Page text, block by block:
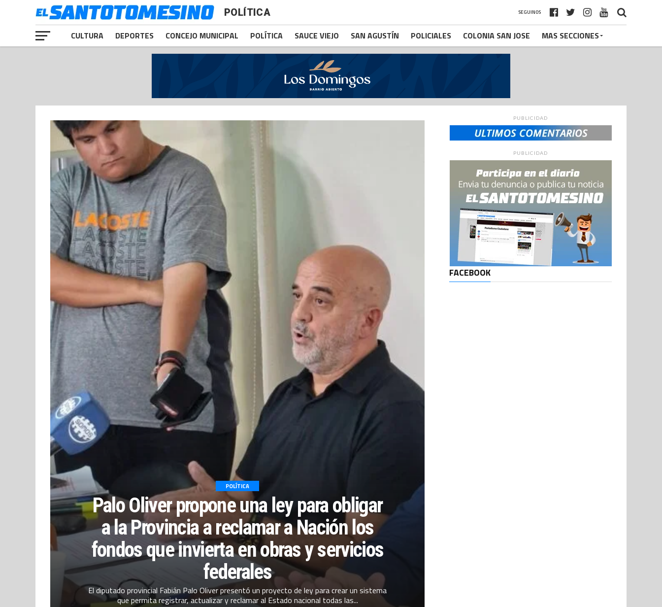
POLÍTICA SEGUINOS
CULTURA DEPORTES CONCEJO MUNICIPAL POLÍTICA SAUCE VIEJO SAN AGUSTÍN POLICIALES COLONIA SAN JOSE MAS SECCIONES
POLÍTICA
Palo Oliver propone una ley para obligar
a la Provincia a reclamar a Nación los
fondos que invierta en obras y servicios
federales
El diputado provincial Fabián Palo Oliver presentó un proyecto de ley para crear un sistema
que permita registrar, actualizar y reclamar al Estado nacional todas las...
PUBLICIDAD
PUBLICIDAD
FACEBOOK